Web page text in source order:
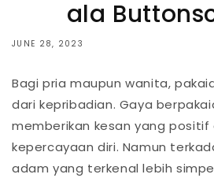
ala
JUNE 28, 2023
Bagi pria maupun wanita,
dari kepribadian. Gaya
memberikan kesan yang positif
kepercayaan diri. Namun
adam yang terkenal lebih